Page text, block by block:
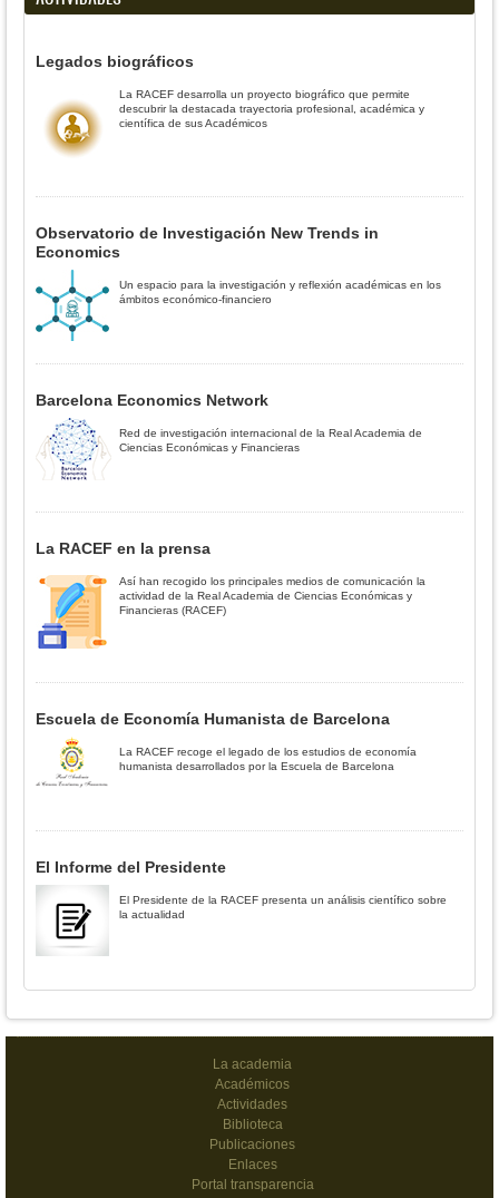
Legados biográficos
La RACEF desarrolla un proyecto biográfico que permite
descubrir la destacada trayectoria profesional, académica y
científica de sus Académicos
Observatorio de Investigación New Trends in
Economics
Un espacio para la investigación y reflexión académicas en los
ámbitos económico-financiero
Barcelona Economics Network
Red de investigación internacional de la Real Academia de
Ciencias Económicas y Financieras
La RACEF en la prensa
Así han recogido los principales medios de comunicación la
actividad de la Real Academia de Ciencias Económicas y
Financieras (RACEF)
Escuela de Economía Humanista de Barcelona
La RACEF recoge el legado de los estudios de economía
humanista desarrollados por la Escuela de Barcelona
El Informe del Presidente
El Presidente de la RACEF presenta un análisis científico sobre
la actualidad
La academia
Académicos
Actividades
Biblioteca
Publicaciones
Enlaces
Portal transparencia